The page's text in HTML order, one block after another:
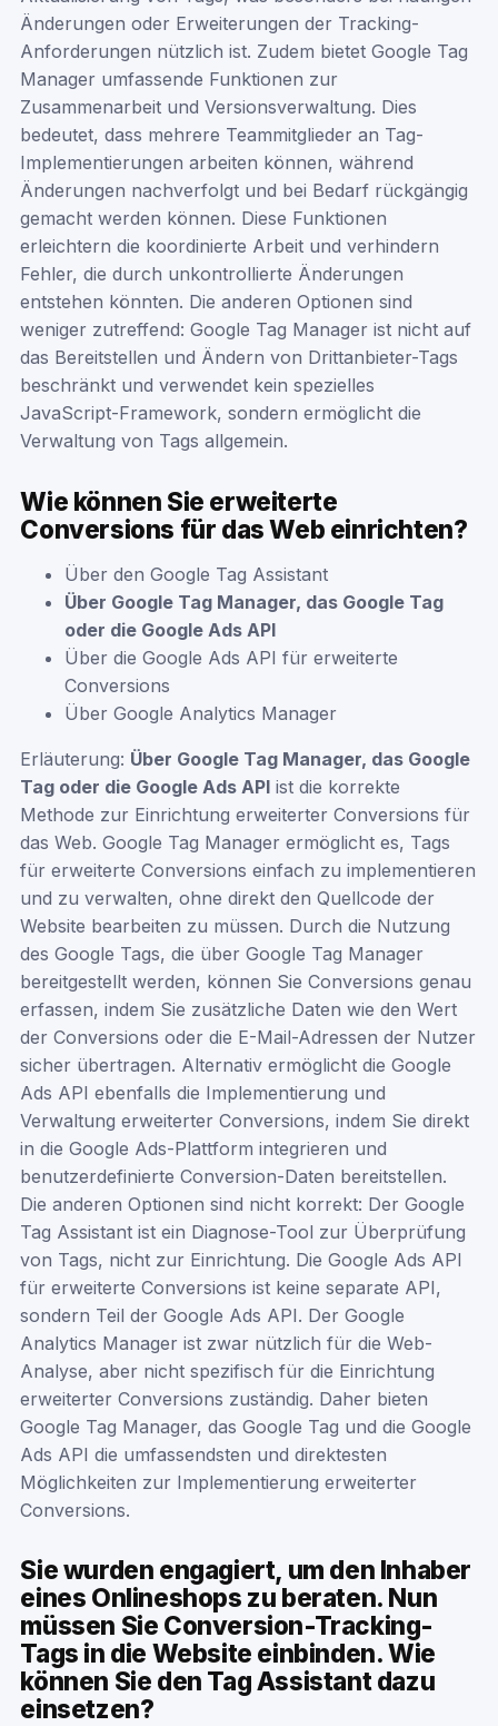
Änderungen oder Erweiterungen der Tracking-
Anforderungen nützlich ist. Zudem bietet Google Tag
Manager umfassende Funktionen zur
Zusammenarbeit und Versionsverwaltung. Dies
bedeutet, dass mehrere Teammitglieder an Tag-
Implementierungen arbeiten können, während
Änderungen nachverfolgt und bei Bedarf rückgängig
gemacht werden können. Diese Funktionen
erleichtern die koordinierte Arbeit und verhindern
Fehler, die durch unkontrollierte Änderungen
entstehen könnten. Die anderen Optionen sind
weniger zutreffend: Google Tag Manager ist nicht auf
das Bereitstellen und Ändern von Drittanbieter-Tags
beschränkt und verwendet kein spezielles
JavaScript-Framework, sondern ermöglicht die
Verwaltung von Tags allgemein.
Wie können Sie erweiterte
Conversions für das Web einrichten?
Über den Google Tag Assistant
Über Google Tag Manager, das Google Tag
oder die Google Ads API
Über die Google Ads API für erweiterte
Conversions
Über Google Analytics Manager
Erläuterung: Über Google Tag Manager, das Google
Tag oder die Google Ads API ist die korrekte
Methode zur Einrichtung erweiterter Conversions für
das Web. Google Tag Manager ermöglicht es, Tags
für erweiterte Conversions einfach zu implementieren
und zu verwalten, ohne direkt den Quellcode der
Website bearbeiten zu müssen. Durch die Nutzung
des Google Tags, die über Google Tag Manager
bereitgestellt werden, können Sie Conversions genau
erfassen, indem Sie zusätzliche Daten wie den Wert
der Conversions oder die E-Mail-Adressen der Nutzer
sicher übertragen. Alternativ ermöglicht die Google
Ads API ebenfalls die Implementierung und
Verwaltung erweiterter Conversions, indem Sie direkt
in die Google Ads-Plattform integrieren und
benutzerdefinierte Conversion-Daten bereitstellen.
Die anderen Optionen sind nicht korrekt: Der Google
Tag Assistant ist ein Diagnose-Tool zur Überprüfung
von Tags, nicht zur Einrichtung. Die Google Ads API
für erweiterte Conversions ist keine separate API,
sondern Teil der Google Ads API. Der Google
Analytics Manager ist zwar nützlich für die Web-
Analyse, aber nicht spezifisch für die Einrichtung
erweiterter Conversions zuständig. Daher bieten
Google Tag Manager, das Google Tag und die Google
Ads API die umfassendsten und direktesten
Möglichkeiten zur Implementierung erweiterter
Conversions.
Sie wurden engagiert, um den Inhaber
eines Onlineshops zu beraten. Nun
müssen Sie Conversion-Tracking-
Tags in die Website einbinden. Wie
können Sie den Tag Assistant dazu
einsetzen?